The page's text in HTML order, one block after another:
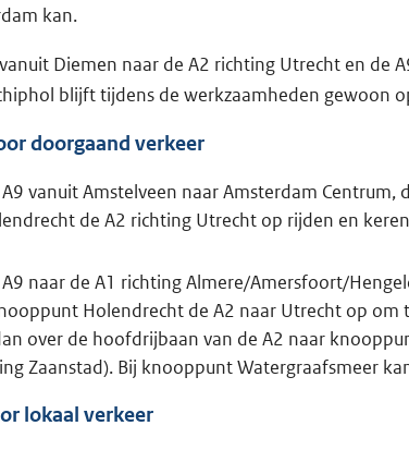
kan.
Diemen naar de A2 richting Utrecht en de
blijft tijdens de werkzaamheden gewoon
doorgaand verkeer
vanuit Amstelveen naar Amsterdam Centrum,
de A2 richting Utrecht op rijden en
naar de A1 richting Almere/Amersfoort/
Holendrecht de A2 naar Utrecht op om
over de hoofdrijbaan van de A2 naar
Zaanstad). Bij knooppunt Watergraafsmeer
lokaal verkeer